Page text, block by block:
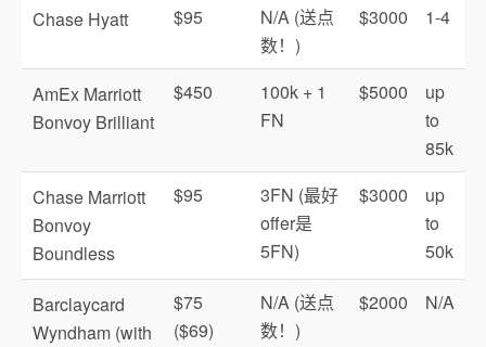
Chase Hyatt $95
N/A (送点
数！)
$3000 1-4
AmEx Marriott
Bonvoy Brilliant
$450
100k + 1
FN
$5000
up
to
85k
Chase Marriott
Bonvoy
Boundless
$95
3FN (最好
offer是
5FN)
$3000
up
to
50k
Barclaycard
Wyndham (with
$75
($69)
N/A (送点
数！)
$2000 N/A